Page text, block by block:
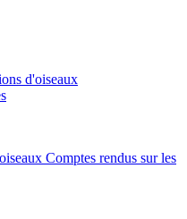
d'oiseaux
Comptes rendus sur les